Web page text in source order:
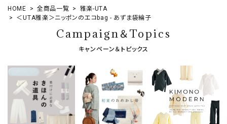
HOME 全商品一覧
雅楽-UTA
＜UTA雅楽＞ニッポンのエコbag - あずま袋綸子
Campaign＆Topics
キャンペーン＆トピックス